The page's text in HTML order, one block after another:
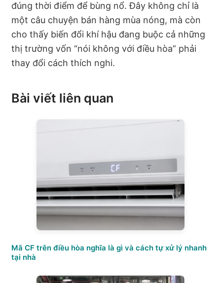
đúng thời điểm để bùng nổ. Đây không chỉ là
một câu chuyện bán hàng mùa nóng, mà còn
cho thấy biến đổi khí hậu đang buộc cả những
thị trường vốn “nói không với điều hòa” phải
thay đổi cách thích nghi.
Bài viết liên quan
Mã CF trên điều hòa nghĩa là gì và cách tự xử lý nhanh
tại nhà